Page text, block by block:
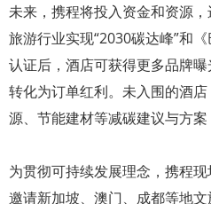
未来，携程将投入资金和资源
旅游行业实现“2030碳达峰”和
认证后，酒店可获得更多品牌
转化为订单红利。未入围的酒
源、节能建材等减碳建议与方案
为贯彻可持续发展理念，携程
邀请新加坡、澳门、成都等地